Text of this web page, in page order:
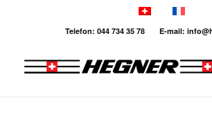
Telefon: 044 734 35 78 E-mail: